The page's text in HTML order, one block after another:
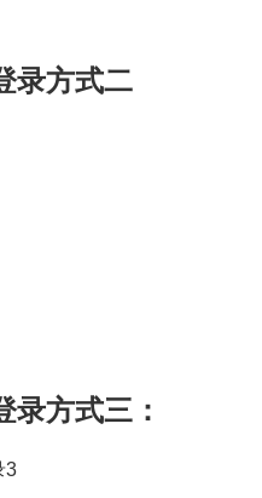
录方式二
录方式三：